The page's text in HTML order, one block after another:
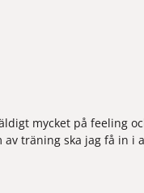
mycket på feeling
träning ska jag få in i